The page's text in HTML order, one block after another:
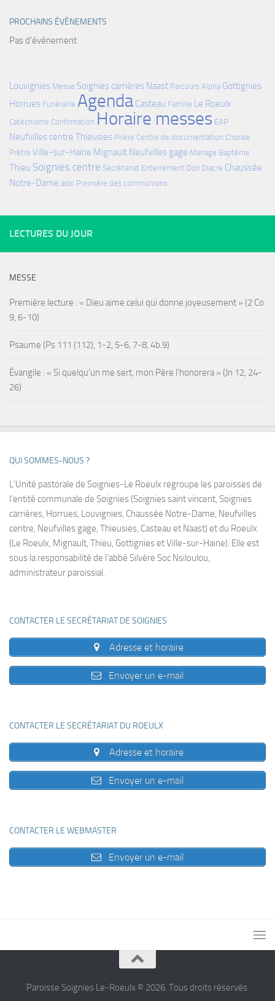
PROCHAINS ÉVÉNEMENTS
Pas d'événement
Louvignies Messe Soignies carrières Naast Parcours Alpha Gottignies
Horrues Funéraille Agenda Casteau Famille Le Roeulx
Catéchisme Confirmation Horaire messes EAP
Neufvilles centre Thieusies Prière Centre de documentation Chorale
Prêtre Ville-sur-Haine Mignault Neufvilles gage Mariage Baptême
Thieu Soignies centre Secrétariat Enterrement Don Diacre Chaussée
Notre-Dame asbl Première des communions
LECTURES DU JOUR
MESSE
Première lecture : « Dieu aime celui qui donne joyeusement » (2 Co
9, 6-10)
Psaume (Ps 111 (112), 1-2, 5-6, 7-8, 4b.9)
Évangile : « Si quelqu’un me sert, mon Père l’honorera » (Jn 12, 24-
26)
QUI SOMMES-NOUS ?
L’Unité pastorale de Soignies-Le Roeulx regroupe les paroisses de
l’entité communale de Soignies (Soignies saint vincent, Soignies
carrières, Horrues, Louvignies, Chaussée Notre-Dame, Neufvilles
centre, Neufvilles gage, Thieusies, Casteau et Naast) et du Roeulx
(Le Roeulx, Mignault, Thieu, Gottignies et Ville-sur-Haine). Elle est
sous la responsabilité de l’abbé Silvère Soc Nsiloulou,
administrateur paroissial.
CONTACTER LE SECRÉTARIAT DE SOIGNIES
Adresse et horaire
Envoyer un e-mail
CONTACTER LE SECRÉTARIAT DU ROEULX
Adresse et horaire
Envoyer un e-mail
CONTACTER LE WEBMASTER
Envoyer un e-mail
Paroisse Soignies Le-Roeulx © 2026. Tous droits réservés.